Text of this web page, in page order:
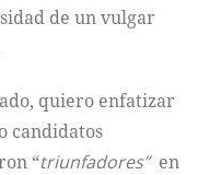
de un vulgar
quiero enfatizar
candidatos
“triunfadores” en